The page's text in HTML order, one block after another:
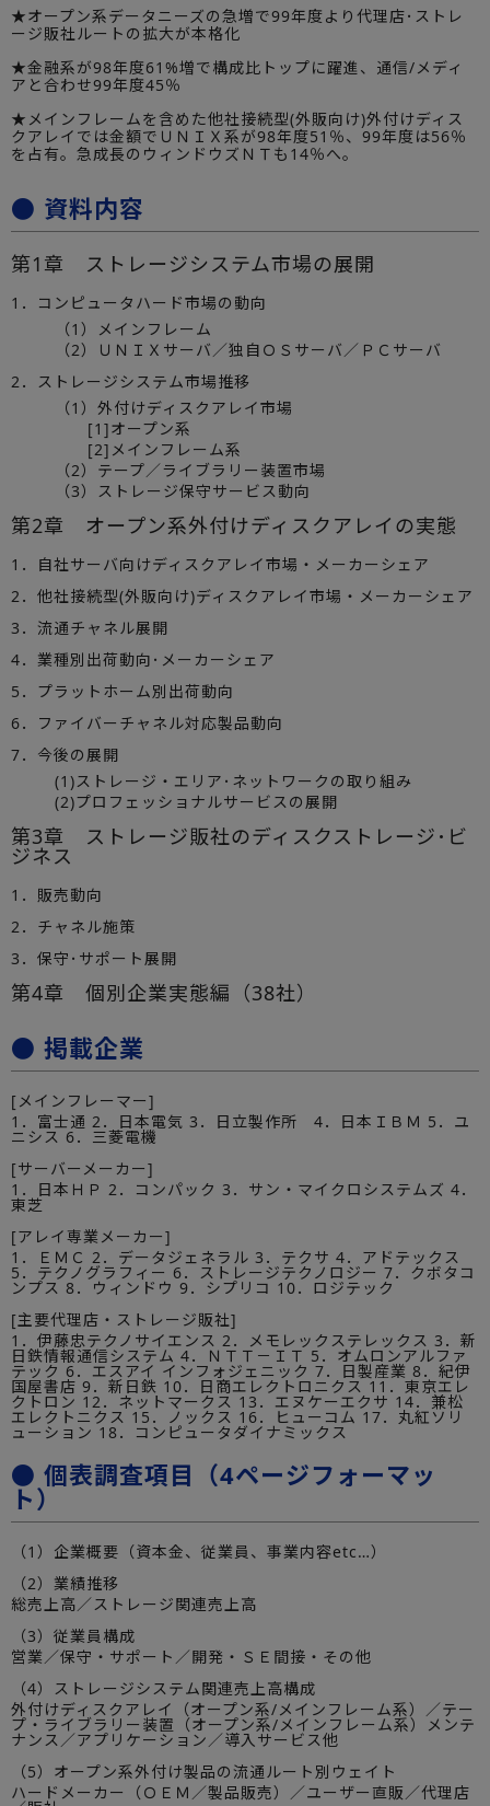
★オープン系データニーズの急増で99年度より代理店･ストレ
ージ販社ルートの拡大が本格化
★金融系が98年度61%増で構成比トップに躍進、通信/メディ
アと合わせ99年度45％
★メインフレームを含めた他社接続型(外販向け)外付けディス
クアレイでは金額でＵＮＩＸ系が98年度51％、99年度は56％
を占有。急成長のウィンドウズＮＴも14％へ。
● 資料内容
第1章 ストレージシステム市場の展開
1．コンピュータハード市場の動向
（1）メインフレーム
（2）ＵＮＩＸサーバ／独自ＯＳサーバ／ＰＣサーバ
2．ストレージシステム市場推移
（1）外付けディスクアレイ市場
[1]オープン系
[2]メインフレーム系
（2）テープ／ライブラリー装置市場
（3）ストレージ保守サービス動向
第2章 オープン系外付けディスクアレイの実態
1．自社サーバ向けディスクアレイ市場・メーカーシェア
2．他社接続型(外販向け)ディスクアレイ市場・メーカーシェア
3．流通チャネル展開
4．業種別出荷動向･メーカーシェア
5．プラットホーム別出荷動向
6．ファイバーチャネル対応製品動向
7．今後の展開
(1)ストレージ・エリア･ネットワークの取り組み
(2)プロフェッショナルサービスの展開
第3章 ストレージ販社のディスクストレージ･ビ
ジネス
1．販売動向
2．チャネル施策
3．保守･サポート展開
第4章 個別企業実態編（38社）
● 掲載企業
[メインフレーマー]
1．富士通 2．日本電気 3．日立製作所 4．日本ＩＢＭ 5．ユ
ニシス 6．三菱電機
[サーバーメーカー]
1．日本ＨＰ 2．コンパック 3．サン・マイクロシステムズ 4．
東芝
[アレイ専業メーカー]
1．ＥＭＣ 2．データジェネラル 3．テクサ 4．アドテックス
5．テクノグラフィー 6．ストレージテクノロジー 7．クボタコ
ンプス 8．ウィンドウ 9．シプリコ 10．ロジテック
[主要代理店・ストレージ販社]
1．伊藤忠テクノサイエンス 2．メモレックステレックス 3．新
日鉄情報通信システム 4．ＮＴＴ－ＩＴ 5．オムロンアルファ
テック 6．エスアイ インフォジェニック 7．日製産業 8．紀伊
国屋書店 9．新日鉄 10．日商エレクトロニクス 11．東京エレ
クトロン 12．ネットマークス 13．エヌケーエクサ 14．兼松
エレクトニクス 15．ノックス 16．ヒューコム 17．丸紅ソリ
ューション 18．コンピュータダイナミックス
● 個表調査項目（4ページフォーマッ
ト）
（1）企業概要（資本金、従業員、事業内容etc…）
（2）業績推移
総売上高／ストレージ関連売上高
（3）従業員構成
営業／保守・サポート／開発・ＳＥ間接・その他
（4）ストレージシステム関連売上高構成
外付けディスクアレイ（オープン系/メインフレーム系）／テー
プ・ライブラリー装置（オープン系/メインフレーム系）メンテ
ナンス／アプリケーション／導入サービス他
（5）オープン系外付け製品の流通ルート別ウェイト
ハードメーカー（ＯＥＭ／製品販売）／ユーザー直販／代理店